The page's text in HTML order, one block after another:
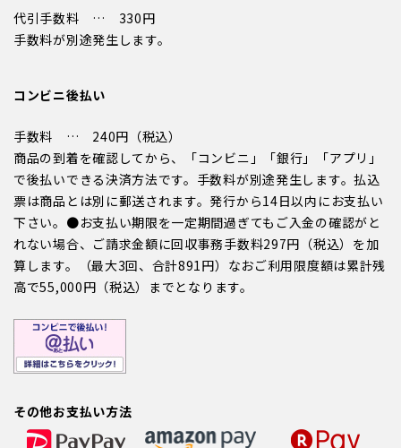
代引手数料 … 330円
手数料が別途発生します。
コンビニ後払い
手数料 … 240円（税込）
商品の到着を確認してから、「コンビニ」「銀行」「アプリ」
で後払いできる決済方法です。手数料が別途発生します。払込
票は商品とは別に郵送されます。発行から14日以内にお支払い
下さい。●お支払い期限を一定期間過ぎてもご入金の確認がと
れない場合、ご請求金額に回収事務手数料297円（税込）を加
算します。（最大3回、合計891円）なおご利用限度額は累計残
高で55,000円（税込）までとなります。
その他お支払い方法